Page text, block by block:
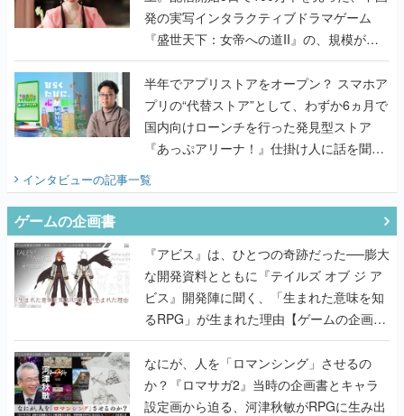
発の実写インタラクティブドラマゲーム
『盛世天下：女帝への道II』の、規模が違
うこだわりをプロデューサーに聞いた
半年でアプリストアをオープン？ スマホア
プリの“代替ストア”として、わずか6ヵ月で
国内向けローンチを行った発見型ストア
『あっぷアリーナ！』仕掛け人に話を聞い
インタビューの記事一覧
ゲームの企画書
『アビス』は、ひとつの奇跡だった──膨大
な開発資料とともに『テイルズ オブ ジ ア
ビス』開発陣に聞く、「生まれた意味を知
るRPG」が生まれた理由【ゲームの企画
書】
なにが、人を「ロマンシング」させるの
か？『ロマサガ2』当時の企画書とキャラ
設定画から迫る、河津秋敏がRPGに生み出